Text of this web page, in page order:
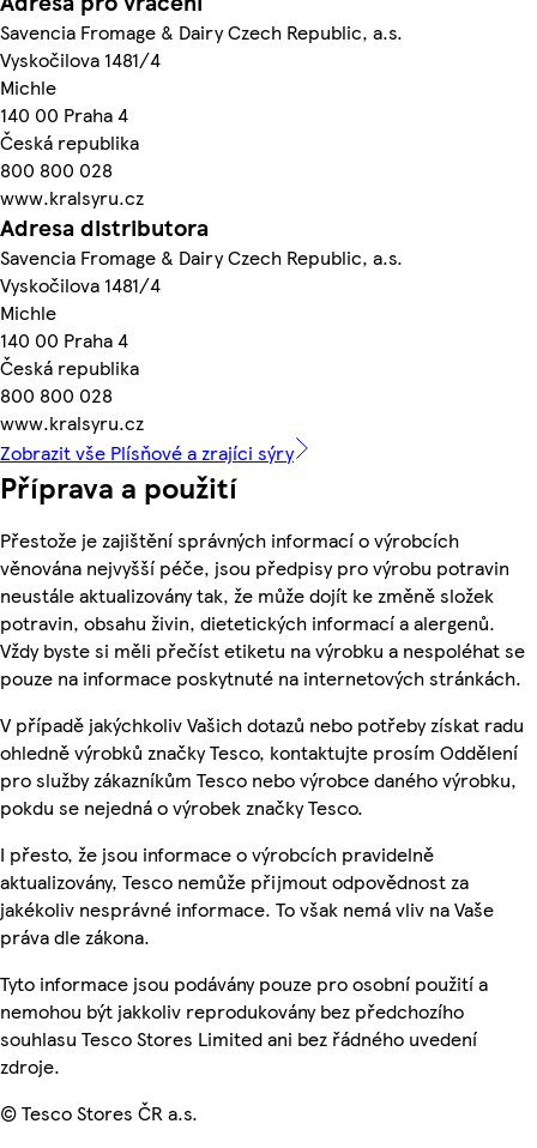
Savencia Fromage & Dairy Czech Republic, a.s.
Vyskočilova 1481/4
Michle
140 00 Praha 4
Česká republika
800 800 028
www.kralsyru.cz
Adresa distributora
Savencia Fromage & Dairy Czech Republic, a.s.
Vyskočilova 1481/4
Michle
140 00 Praha 4
Česká republika
800 800 028
www.kralsyru.cz
Zobrazit vše Plísňové a zrajíci sýry
Příprava a použití
Přestože je zajištění správných informací o výrobcích
věnována nejvyšší péče, jsou předpisy pro výrobu potravin
neustále aktualizovány tak, že může dojít ke změně složek
potravin, obsahu živin, dietetických informací a alergenů.
Vždy byste si měli přečíst etiketu na výrobku a nespoléhat se
pouze na informace poskytnuté na internetových stránkách.
V případě jakýchkoliv Vašich dotazů nebo potřeby získat radu
ohledně výrobků značky Tesco, kontaktujte prosím Oddělení
pro služby zákazníkům Tesco nebo výrobce daného výrobku,
pokdu se nejedná o výrobek značky Tesco.
I přesto, že jsou informace o výrobcích pravidelně
aktualizovány, Tesco nemůže přijmout odpovědnost za
jakékoliv nesprávné informace. To však nemá vliv na Vaše
práva dle zákona.
Tyto informace jsou podávány pouze pro osobní použití a
nemohou být jakkoliv reprodukovány bez předchozího
souhlasu Tesco Stores Limited ani bez řádného uvedení
zdroje.
© Tesco Stores ČR a.s.